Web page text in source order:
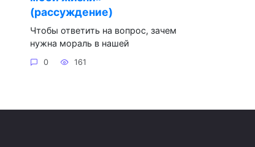
(рассуждение)
Чтобы ответить на вопрос, зачем
нужна мораль в нашей
0 161